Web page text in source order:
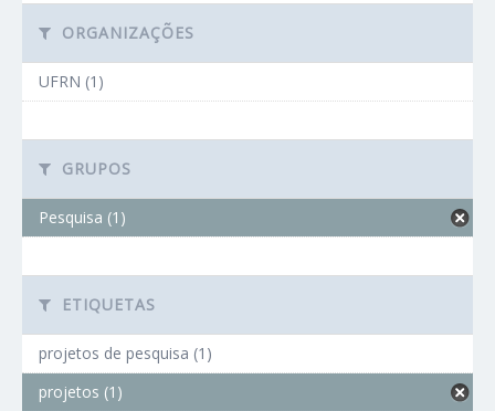
ORGANIZAÇÕES
UFRN (1)
GRUPOS
Pesquisa (1)
ETIQUETAS
projetos de pesquisa (1)
projetos (1)